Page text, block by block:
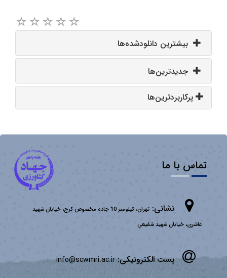
بیشترین دانلودشده‌ها
جدیدترین‌ها
پرکاربردترین‌ها
تماس با ما
نشانی:
تهران، کیلومتر 10 جاده مخصوص کرج، خیابان شهید
عاشری، خیابان شهید شفیعی
پست الکترونیکی:info@scwmri.ac.ir